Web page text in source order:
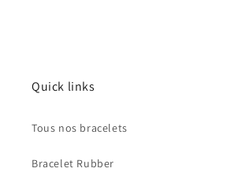
Quick links
Tous nos bracelets
Bracelet Rubber